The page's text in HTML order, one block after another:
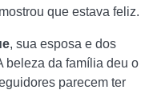
que estava feliz.
, sua esposa e dos
beleza da família deu o
parecem ter